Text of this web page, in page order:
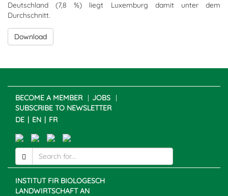
Deutschland (7,8 %) liegt Luxemburg damit unter dem
Durchschnitt.
Download
BECOME A MEMBER
JOBS
SUBSCRIBE TO NEWSLETTER
DE
EN FR
INSTITUT FIR BIOLOGESCH
LANDWIRTSCHAFT AN